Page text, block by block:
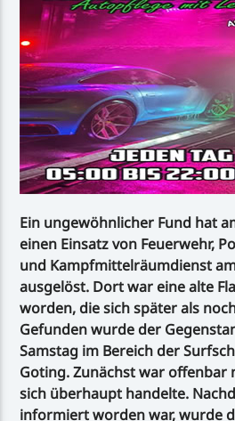
Ein ungewöhnlicher Fund hat
einen Einsatz von Feuerwehr,
und Kampfmittelräumdienst
ausgelöst. Dort war eine alte
worden, die sich später als
Gefunden wurde der
Samstag im Bereich der
Goting. Zunächst war offenbar
sich überhaupt handelte.
informiert worden war, wurde